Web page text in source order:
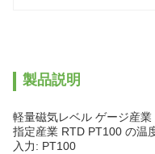
製品説明
軽量磁気レベル ゲージ産
指定産業 RTD PT100 の温
入力: PT100